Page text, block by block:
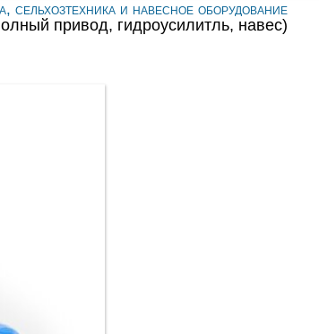
сельхозтехника и навесное оборудование
привод, гидроусилитль, навес)